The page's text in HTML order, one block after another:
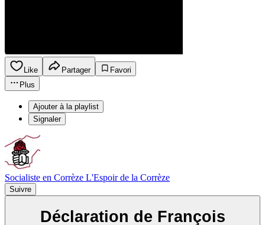
Like Partager
Favori
Plus
Ajouter à la playlist
Signaler
Socialiste en Corrèze L'Espoir de la Corrèze
Suivre
Déclaration de François